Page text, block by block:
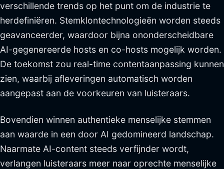
verschillende trends op het punt om de industrie te
herdefiniëren. Stemklontechnologieën worden steeds
geavanceerder, waardoor bijna ononderscheidbare
AI-gegenereerde hosts en co-hosts mogelijk worden.
De toekomst zou real-time contentaanpassing kunnen
zien, waarbij afleveringen automatisch worden
aangepast aan de voorkeuren van luisteraars.
Bovendien winnen authentieke menselijke stemmen
aan waarde in een door AI gedomineerd landschap.
Naarmate AI-content steeds verfijnder wordt,
verlangen luisteraars meer naar oprechte menselijke